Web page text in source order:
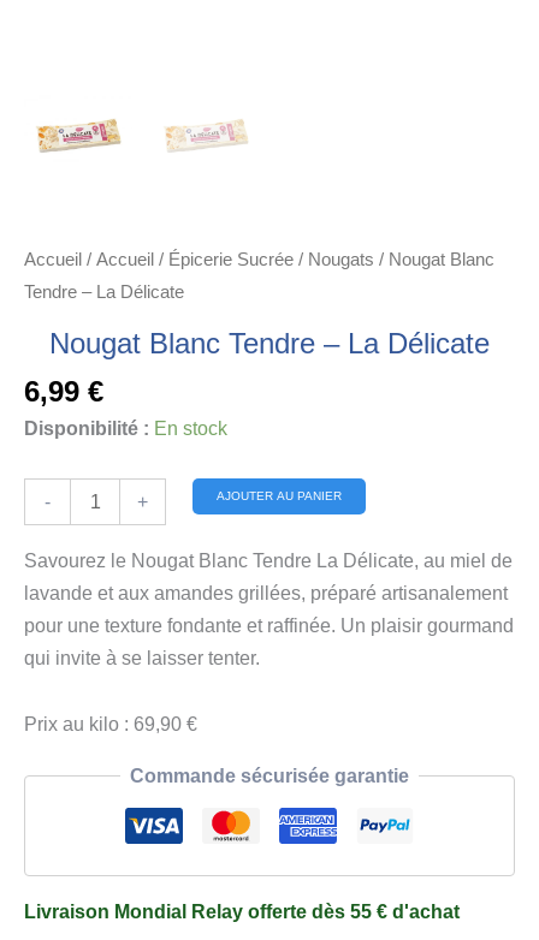
Accueil / Accueil / Épicerie Sucrée / Nougats / Nougat Blanc
Tendre – La Délicate
Nougat Blanc Tendre – La Délicate
6,99 €
Disponibilité : En stock
-
de
Nougat
Blanc
Tendre
-
Délicate
+ AJOUTER AU PANIER
Savourez le Nougat Blanc Tendre La Délicate, au miel de
lavande et aux amandes grillées, préparé artisanalement
pour une texture fondante et raffinée. Un plaisir gourmand
qui invite à se laisser tenter.
Prix au kilo : 69,90 €
Commande sécurisée garantie
Livraison Mondial Relay offerte dès 55 € d'achat